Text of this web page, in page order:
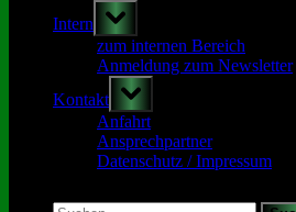
Intern
Toggle
sub-
menu
zum internen Bereich
Anmeldung zum Newsletter
Kontakt
Toggle
sub-
menu
Anfahrt
Ansprechpartner
Datenschutz / Impressum
search